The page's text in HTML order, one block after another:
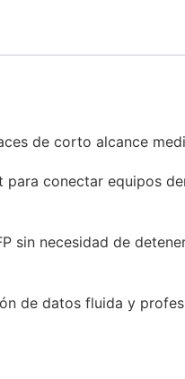
de corto alcance
conectar equipos
sin necesidad de
de datos fluida y